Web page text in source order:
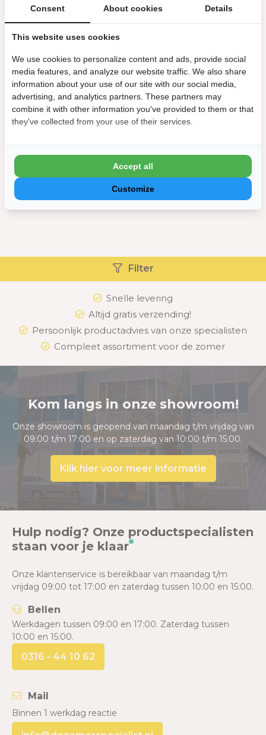
Filter
jouw buitenruimte. Met handige functies zoals een
vonkenscherm en een aslade zijn onze vuurschalen
niet alleen een lust voor het oog, maar ook praktisch
Geniet het hele jaar door
Of het nu zomer of winter is, met een vuurschaal
verwarm koele herfst- en winterdagen met de
gezelligheid van een vuurschaal. Bij De
Zomerspecialist vind je de perfecte vuurschaal om
van elk seizoen te genieten in stijl.
Snelle levering
Altijd gratis verzending!
Persoonlijk productadvies van onze specialisten
Compleet assortiment voor de zomer
Kom langs in onze showroom!
Onze showroom is geopend van maandag t/m vrijdag van
09:00 t/m 17:00 en op zaterdag van 10:00 t/m 15:00.
Klik hier voor meer informatie
Hulp nodig? Onze productspecialisten
staan voor je klaar
Onze klantenservice is bereikbaar van maandag t/m
vrijdag 09:00 tot 17:00 en zaterdag tussen 10:00 en 15:00.
Bellen
Werkdagen tussen 09:00 en 17:00. Zaterdag tussen
10:00 en 15:00.
0316 - 44 10 62
Mail
Binnen 1 werkdag reactie
Consent About cookies Details
This website uses cookies
We use cookies to personalize content and ads, provide social
media features, and analyze our website traffic. We also share
information about your use of our site with our social media,
advertising, and analytics partners. These partners may
combine it with other information you've provided to them or that
they've collected from your use of their services.
Customize
Accept all